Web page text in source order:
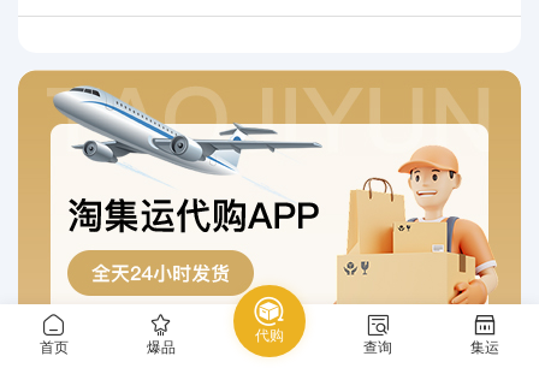
首页 爆品
代购
查询 集运